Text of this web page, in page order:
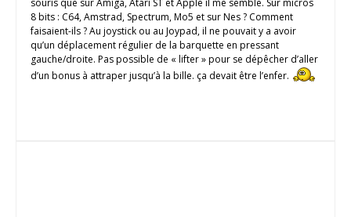
souris que sur Amiga, Atari ST et Apple il me semble. Sur micros
8 bits : C64, Amstrad, Spectrum, Mo5 et sur Nes ? Comment
faisaient-ils ? Au joystick ou au Joypad, il ne pouvait y a avoir
qu’un déplacement régulier de la barquette en pressant
gauche/droite. Pas possible de « lifter » pour se dépêcher d’aller
d’un bonus à attraper jusqu’à la bille. ça devait être l’enfer.